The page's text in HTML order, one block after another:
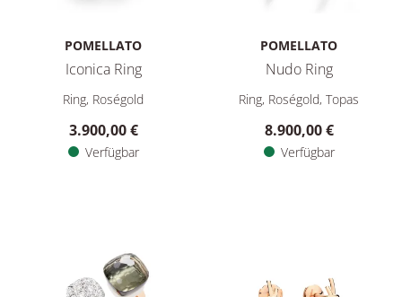
POMELLATO
Iconica Ring
Pomellato Iconica Ring , Ref: PAC4002O700000000, Preis:
Ring, Roségold
3.900,00 €
Verfügbar
POMELLATO
Nudo Ring
Pomellato Nudo Ring, Ref:
Ring, Roségold, Topas
8.900,00 €
Verfügbar